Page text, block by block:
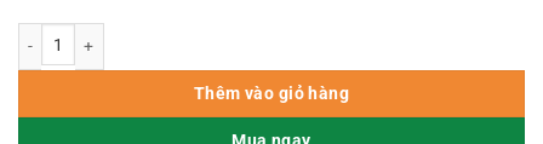
270.000 ₫.
Thêm vào giỏ hàng